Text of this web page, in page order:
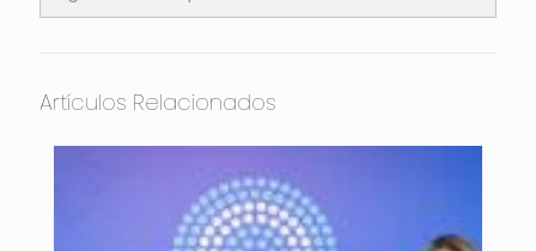
Artículos Relacionados